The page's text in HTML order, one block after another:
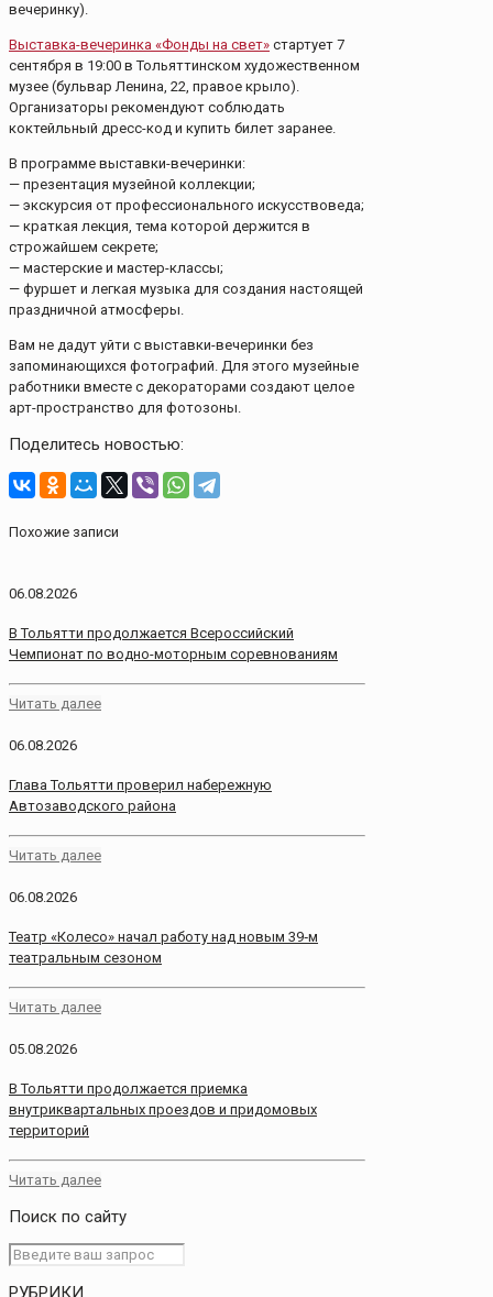
вечеринку).
Выставка-вечеринка «Фонды на свет» стартует 7
сентября в 19:00 в Тольяттинском художественном
музее (бульвар Ленина, 22, правое крыло).
Организаторы рекомендуют соблюдать
коктейльный дресс-код и купить билет заранее.
В программе выставки-вечеринки:
— презентация музейной коллекции;
— экскурсия от профессионального искусствоведа;
— краткая лекция, тема которой держится в
строжайшем секрете;
— мастерские и мастер-классы;
— фуршет и легкая музыка для создания настоящей
праздничной атмосферы.
Вам не дадут уйти с выставки-вечеринки без
запоминающихся фотографий. Для этого музейные
работники вместе с декораторами создают целое
арт-пространство для фотозоны.
Поделитесь новостью:
Похожие записи
06.08.2026
В Тольятти продолжается Всероссийский
Чемпионат по водно-моторным соревнованиям
Читать далее
06.08.2026
Глава Тольятти проверил набережную
Автозаводского района
Читать далее
06.08.2026
Театр «Колесо» начал работу над новым 39‑м
театральным сезоном
Читать далее
05.08.2026
В Тольятти продолжается приемка
внутриквартальных проездов и придомовых
территорий
Читать далее
Поиск по сайту
РУБРИКИ